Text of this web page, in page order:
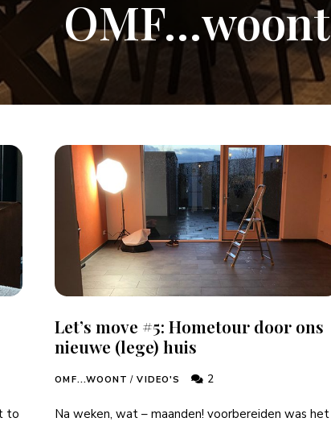
OMF…woont
to
Let’s move #5: Hometour door ons
nieuwe (lege) huis
OMF...WOONT / VIDEO'S 2
Na weken, wat – maanden! voorbereiden was het